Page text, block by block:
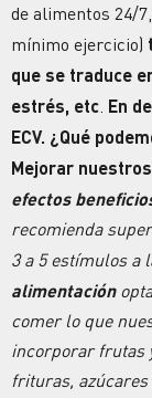
de alimentos 24/
mínimo ejercicio)
que se traduce
estrés, etc En
ECV. ¿Qué
Mejorar
efectos
recomienda
3 a 5 estímulos a
alimentación
comer lo que
incorporar frutas
frituras,